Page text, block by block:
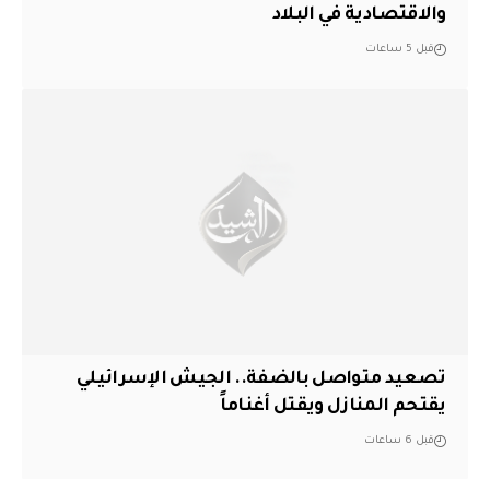
والاقتصادية في البلاد
قبل 5 ساعات
تصعيد متواصل بالضفة.. الجيش الإسرائيلي
يقتحم المنازل ويقتل أغناماً
قبل 6 ساعات